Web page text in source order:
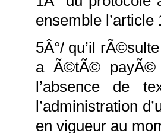
ensemble
5Â°/ qu’il
a Ã©tÃ© payÃ©
l’absence de
l’administration
en vigueur au